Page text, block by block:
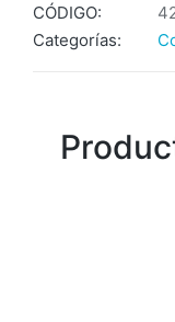
CÓDIGO:
Categorías: